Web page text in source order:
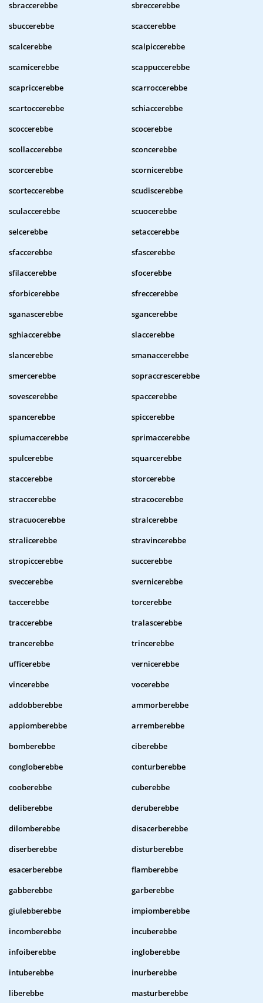
sbraccerebbe
sbreccerebbe
sbuccerebbe
scaccerebbe
scalcerebbe
scalpiccerebbe
scamicerebbe
scappuccerebbe
scapriccerebbe
scarroccerebbe
scartoccerebbe
schiaccerebbe
scoccerebbe
scocerebbe
scollaccerebbe
sconcerebbe
scorcerebbe
scornicerebbe
scorteccerebbe
scudiscerebbe
sculaccerebbe
scuocerebbe
selcerebbe
setaccerebbe
sfaccerebbe
sfascerebbe
sfilaccerebbe
sfocerebbe
sforbicerebbe
sfreccerebbe
sganascerebbe
sgancerebbe
sghiaccerebbe
slaccerebbe
slancerebbe
smanaccerebbe
smercerebbe
sopraccrescerebbe
sovescerebbe
spaccerebbe
spancerebbe
spiccerebbe
spiumaccerebbe
sprimaccerebbe
spulcerebbe
squarcerebbe
staccerebbe
storcerebbe
straccerebbe
stracocerebbe
stracuocerebbe
stralcerebbe
stralicerebbe
stravincerebbe
stropiccerebbe
succerebbe
sveccerebbe
svernicerebbe
taccerebbe
torcerebbe
traccerebbe
tralascerebbe
trancerebbe
trincerebbe
ufficerebbe
vernicerebbe
vincerebbe
vocerebbe
addobberebbe
ammorberebbe
appiomberebbe
arremberebbe
bomberebbe
ciberebbe
congloberebbe
conturberebbe
cooberebbe
cuberebbe
deliberebbe
deruberebbe
dilomberebbe
disacerberebbe
diserberebbe
disturberebbe
esacerberebbe
flamberebbe
gabberebbe
garberebbe
giulebberebbe
impiomberebbe
incomberebbe
incuberebbe
infoiberebbe
ingloberebbe
intuberebbe
inurberebbe
liberebbe
masturberebbe